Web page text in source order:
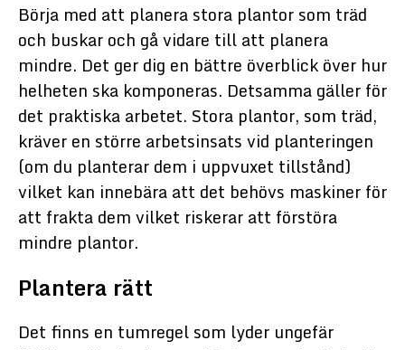
Börja med att planera stora plantor som träd
och buskar och gå vidare till att planera
mindre. Det ger dig en bättre överblick över hur
helheten ska komponeras. Detsamma gäller för
det praktiska arbetet. Stora plantor, som träd,
kräver en större arbetsinsats vid planteringen
(om du planterar dem i uppvuxet tillstånd)
vilket kan innebära att det behövs maskiner för
att frakta dem vilket riskerar att förstöra
mindre plantor.
Plantera rätt
Det finns en tumregel som lyder ungefär